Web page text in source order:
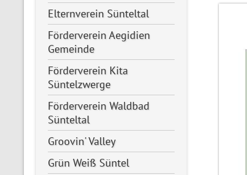
Elternverein Sünteltal
Förderverein Aegidien
Gemeinde
Förderverein Kita
Süntelzwerge
Förderverein Waldbad
Sünteltal
Groovin' Valley
Grün Weiß Süntel